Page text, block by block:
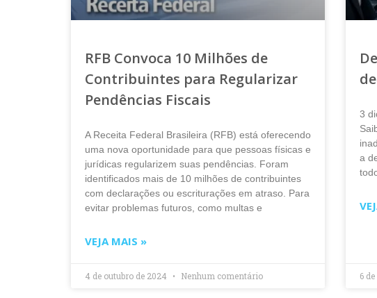
RFB Convoca 10 Milhões de
Contribuintes para Regularizar
Pendências Fiscais
A Receita Federal Brasileira (RFB) está oferecendo
uma nova oportunidade para que pessoas físicas e
jurídicas regularizem suas pendências. Foram
identificados mais de 10 milhões de contribuintes
com declarações ou escriturações em atraso. Para
evitar problemas futuros, como multas e
VEJA MAIS »
4 de outubro de 2024 Nenhum comentário
3
a
6